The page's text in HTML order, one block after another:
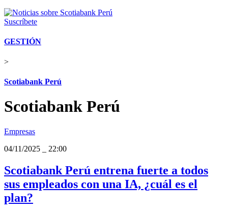
Suscríbete
GESTIÓN
>
Scotiabank Perú
Scotiabank Perú
Empresas
04/11/2025
22:00
Scotiabank Perú entrena fuerte a todos
sus empleados con una IA, ¿cuál es el
plan?